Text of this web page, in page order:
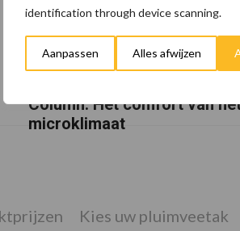
identification through device scanning.
Aanpassen Alles afwijzen
Column: Het comfort van
microklimaat
Kies uw pluimveetak